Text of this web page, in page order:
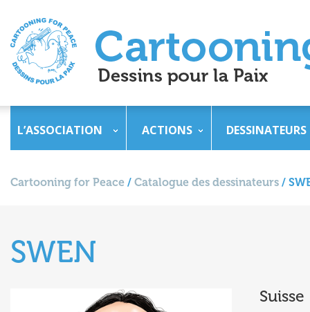
L’ASSOCIATION ACTIONS DESSINATEURS
Cartooning for Peace / Catalogue des dessinateurs /
SWEN
Suisse